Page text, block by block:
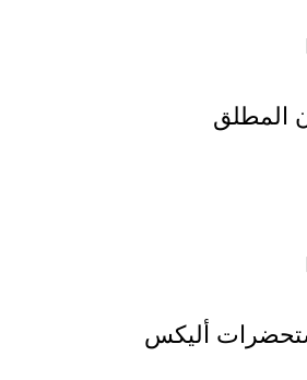
المطلق
أليكس